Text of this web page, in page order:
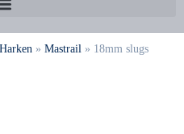
» Mastrail » 18mm slugs